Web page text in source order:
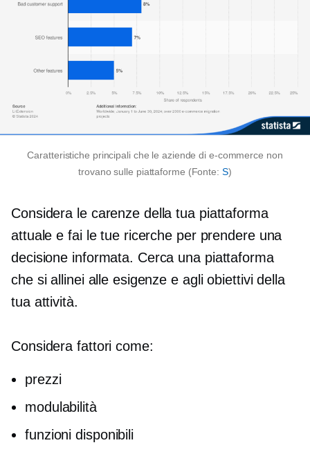
Caratteristiche principali che le aziende di e-commerce non
trovano sulle piattaforme (Fonte: S)
Considera le carenze della tua piattaforma
attuale e fai le tue ricerche per prendere una
decisione informata. Cerca una piattaforma
che si allinei alle esigenze e agli obiettivi della
tua attività.
Considera fattori come:
prezzi
modulabilità
funzioni disponibili